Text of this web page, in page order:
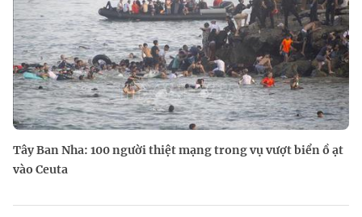
Tây Ban Nha: 100 người thiệt mạng trong vụ vượt biển ồ ạt
vào Ceuta